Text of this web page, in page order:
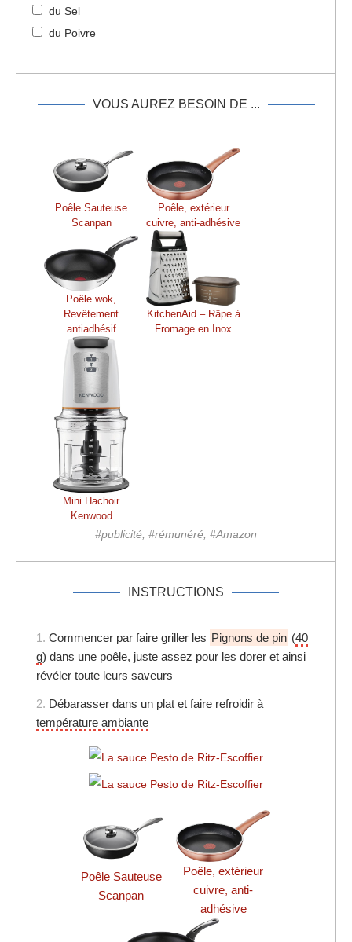
du Sel
du Poivre
VOUS AUREZ BESOIN DE ...
Poêle Sauteuse
Scanpan
Poêle, extérieur
cuivre, anti-adhésive
Poêle wok,
Revêtement
antiadhésif
KitchenAid – Râpe à
Fromage en Inox
Mini Hachoir
Kenwood
#publicité, #rémunéré, #Amazon
INSTRUCTIONS
1. Commencer par faire griller les Pignons de pin (40
g) dans une poêle, juste assez pour les dorer et ainsi
révéler toute leurs saveurs
2. Débarasser dans un plat et faire refroidir à
température ambiante
Poêle Sauteuse
Scanpan
Poêle, extérieur
cuivre, anti-
adhésive